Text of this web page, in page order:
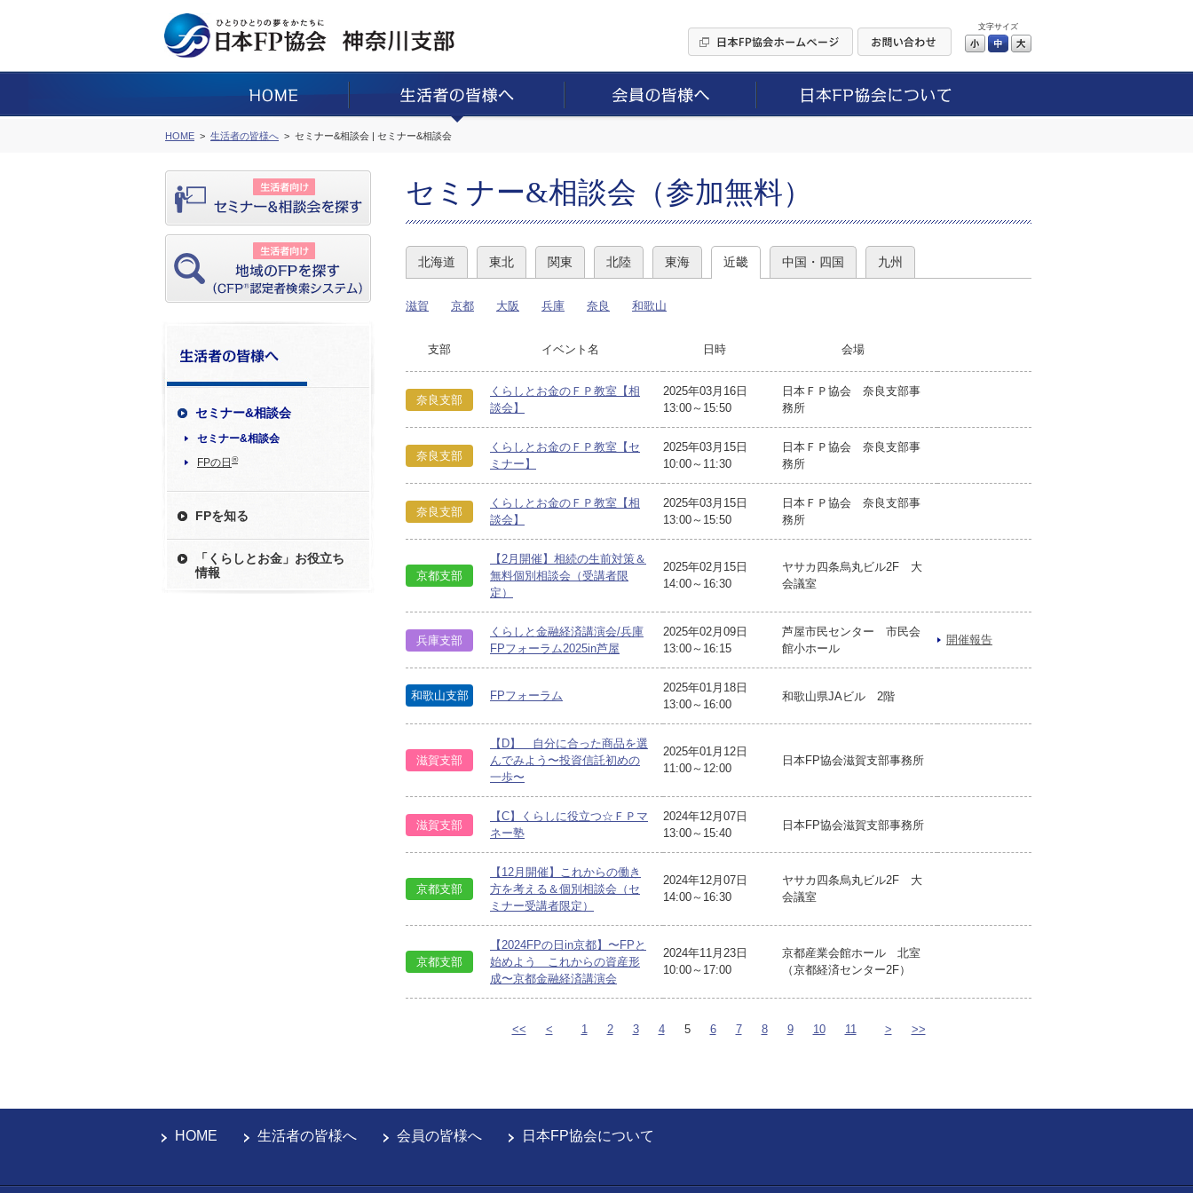
文字サイズ
小 中
HOME 生活者の皆様へ セミナー&相談会 | セミナー&相談会
セミナー&相談会
セミナー&相談会
FPの日 ®
FPを知る
「くらしとお金」お役立ち
情報
セミナー&相談会（参加無料）
北海道 東北 関東 北陸 東海 近畿 中国・四国 九州
滋賀 京都 大阪 兵庫 奈良 和歌山
支部 イベント名 日時 会場
奈良支部
くらしとお金のＦＰ教室【相
談会】
2025年03月16日
13:00～15:50
日本ＦＰ協会 奈良支部事
務所
奈良支部
くらしとお金のＦＰ教室【セ
ミナー】
2025年03月15日
10:00～11:30
日本ＦＰ協会 奈良支部事
務所
奈良支部
くらしとお金のＦＰ教室【相
談会】
2025年03月15日
13:00～15:50
日本ＦＰ協会 奈良支部事
務所
京都支部
【2月開催】相続の生前対策＆
無料個別相談会（受講者限
定）
2025年02月15日
14:00～16:30
ヤサカ四条烏丸ビル2F 大
会議室
兵庫支部
くらしと金融経済講演会/兵庫
FPフォーラム2025in芦屋
2025年02月09日
13:00～16:15
芦屋市民センター 市民会
館小ホール
開催報告
和歌山支部 FPフォーラム
2025年01月18日
13:00～16:00
和歌山県JAビル 2階
滋賀支部
【D】 自分に合った商品を選
んでみよう〜投資信託初めの
一歩〜
2025年01月12日
11:00～12:00
日本FP協会滋賀支部事務所
滋賀支部
【C】くらしに役立つ☆ＦＰマ
ネー塾
2024年12月07日
13:00～15:40
日本FP協会滋賀支部事務所
京都支部
【12月開催】これからの働き
方を考える＆個別相談会（セ
ミナー受講者限定）
2024年12月07日
14:00～16:30
ヤサカ四条烏丸ビル2F 大
会議室
京都支部
【2024FPの日in京都】〜FPと
始めよう これからの資産形
成〜京都金融経済講演会
2024年11月23日
10:00～17:00
京都産業会館ホール 北室
（京都経済センター2F）
<< < 1 2 3 4 5 6 7 8 9 10 11 > >>
HOME 生活者の皆様へ 会員の皆様へ 日本FP協会について